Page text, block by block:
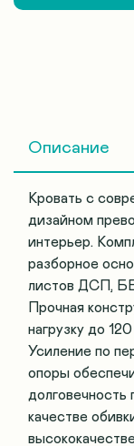
Описание
Кровать с
дизайном
интерьер.
разборное
листов ДСП,
Прочная
нагрузку до
Усиление по
опоры
качестве